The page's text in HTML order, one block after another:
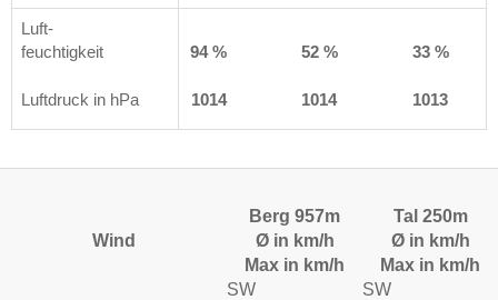
Luft-
feuchtigkeit
98 % 94 % 52 % 33 %
Luftdruck in hPa
1013 1014 1014 1013
Wind
Berg 957m
Ø in km/h
Max in km/h
Tal 250m
Ø in km/h
Max in km/h
SW
SW